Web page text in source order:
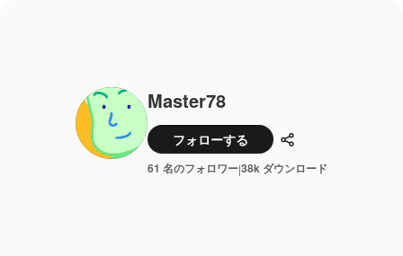
Master78
フォローする 共有
61 名のフォロワー|38k ダウンロード